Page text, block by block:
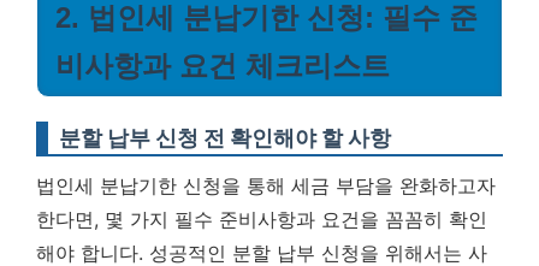
2. 법인세 분납기한 신청: 필수 준
비사항과 요건 체크리스트
분할 납부 신청 전 확인해야 할 사항
법인세 분납기한 신청을 통해 세금 부담을 완화하고자
한다면, 몇 가지 필수 준비사항과 요건을 꼼꼼히 확인
해야 합니다. 성공적인 분할 납부 신청을 위해서는 사